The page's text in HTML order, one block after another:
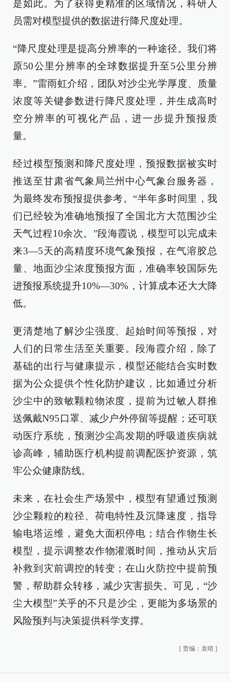
是如此。为了获得更精准的区域情况，科研人
员需对模型提供的数据进行降尺度处理。
“降尺度处理是提高分辨率的一种途径。我们将
原50公里分辨率的全球数据提升至5公里分辨
率。”雷雨虹介绍，团队对沙尘光学厚度、质量
浓度等关键参数进行降尺度处理，并生成高时
空分辨率的可视化产品，进一步提升预报质
量。
经过模型预测和降尺度处理，预报数据被实时
推送至甘肃省气象局兰州中心气象台服务器，
为最终发布预报提供参考。“半年多时间里，我
们已经较为准确地预报了全国北方大范围沙尘
天气过程10余次。”段海霞说，模型可以完成未
来3—5天的高精度环境气象预报，在气溶胶总
量、地面沙尘浓度预报方面，准确率较国际先
进预报系统提升10%—30%，计算成本还大大降
低。
更清楚地了解沙尘强度、起始时间等预报，对
人们的日常生活至关重要。段海霞介绍，除了
基础的出行与健康提示，模型还能结合实时数
据为公众提供个性化防护建议，比如通过分析
沙尘中的致敏颗粒物浓度，提前为过敏人群推
送佩戴N95口罩、减少户外停留等提醒；还可联
动医疗系统，预测沙尘高发期的呼吸道疾病就
诊高峰，辅助医疗机构提前调配医护资源，筑
牢公众健康防线。
未来，在社会生产场景中，模型有望通过预测
沙尘颗粒的粒径、荷电特性及沉降速度，指导
输电塔运维，避免大面积停电；结合作物生长
模型，提示调整农作物灌溉时间，推动从灾后
补救到灾前调控的转变；在山火防控中提前预
警，帮助群众转移，减少灾害损失。可见，“沙
尘大模型”关乎的不只是沙尘，更能为多场景的
风险预判与决策提供科学支撑。
[ 责编：袁晴 ]